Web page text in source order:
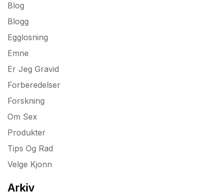
Blog
Blogg
Egglosning
Emne
Er Jeg Gravid
Forberedelser
Forskning
Om Sex
Produkter
Tips Og Rad
Velge Kjonn
Arkiv